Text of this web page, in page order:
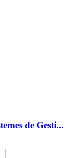
de Gesti...